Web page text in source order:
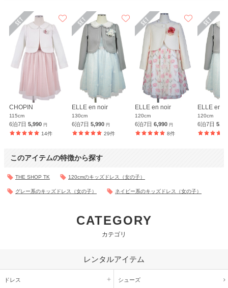
【一緒に注文した商品】
POMPKINS
年齢 :6 歳
身長 : 112 cm
サイズ :やや大きい
ひざ下
卒園式で着用しました
サイズ :
使用時期 :3月
使用地域 :広島県
CHOPIN
115cm
6泊7日 5,990 円
14件
ELLE en noir
130cm
6泊7日5,990円
29件
ELLE en noir
120cm
6泊7日 6,990 円
8件
ELLE en
120cm
6泊7日
このアイテムの特徴から探す
THE SHOP TK 120cmのキッズドレス（女の子）
グレー系のキッズドレス（女の子） ネイビー系のキッズドレス（女の子）
CATEGORY
カテゴリ
レンタルアイテム
ドレス シューズ